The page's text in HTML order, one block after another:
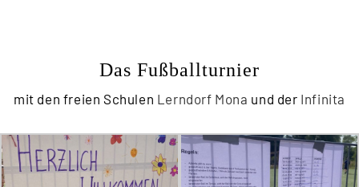
Das Fußballturnier
mit den freien Schulen Lerndorf Mona und der Infinita